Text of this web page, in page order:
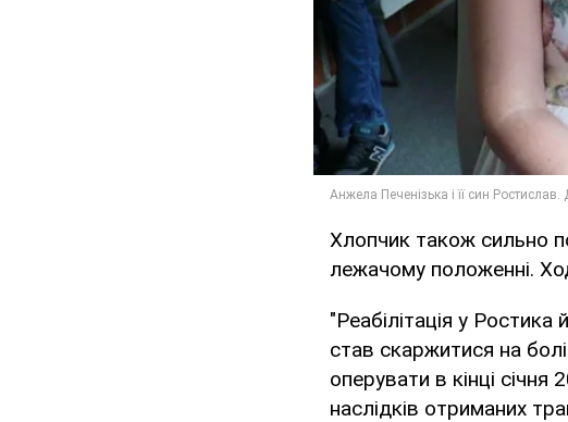
Хлопчик також сильно
лежачому положенні.
"Реабілітація у
став скаржитися на
оперувати в кінці
наслідків отриманих